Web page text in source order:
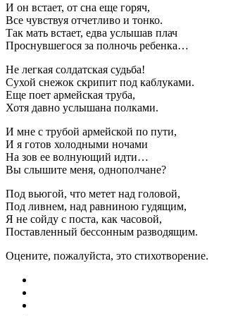
И он встает, от сна еще горяч,
Все чувствуя отчетливо и тонко.
Так мать встает, едва услышав плач
Проснувшегося за полночь ребенка…
Не легкая солдатская судьба!
Сухой снежок скрипит под каблуками.
Еще поет армейская труба,
Хотя давно услышана полками.
И мне с трубой армейской по пути,
И я готов холодными ночами
На зов ее волнующий идти…
Вы слышите меня, однополчане?
Под вьюгой, что метет над головой,
Под ливнем, над равниною гудящим,
Я не сойду с поста, как часовой,
Поставленный бессонным разводящим.
Оцените, пожалуйста, это стихотворение.